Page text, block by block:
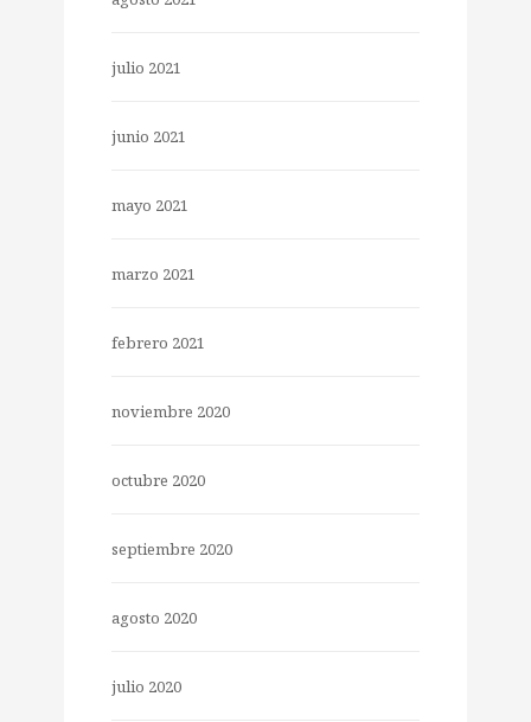
julio 2021
junio 2021
mayo 2021
marzo 2021
febrero 2021
noviembre 2020
octubre 2020
septiembre 2020
agosto 2020
julio 2020